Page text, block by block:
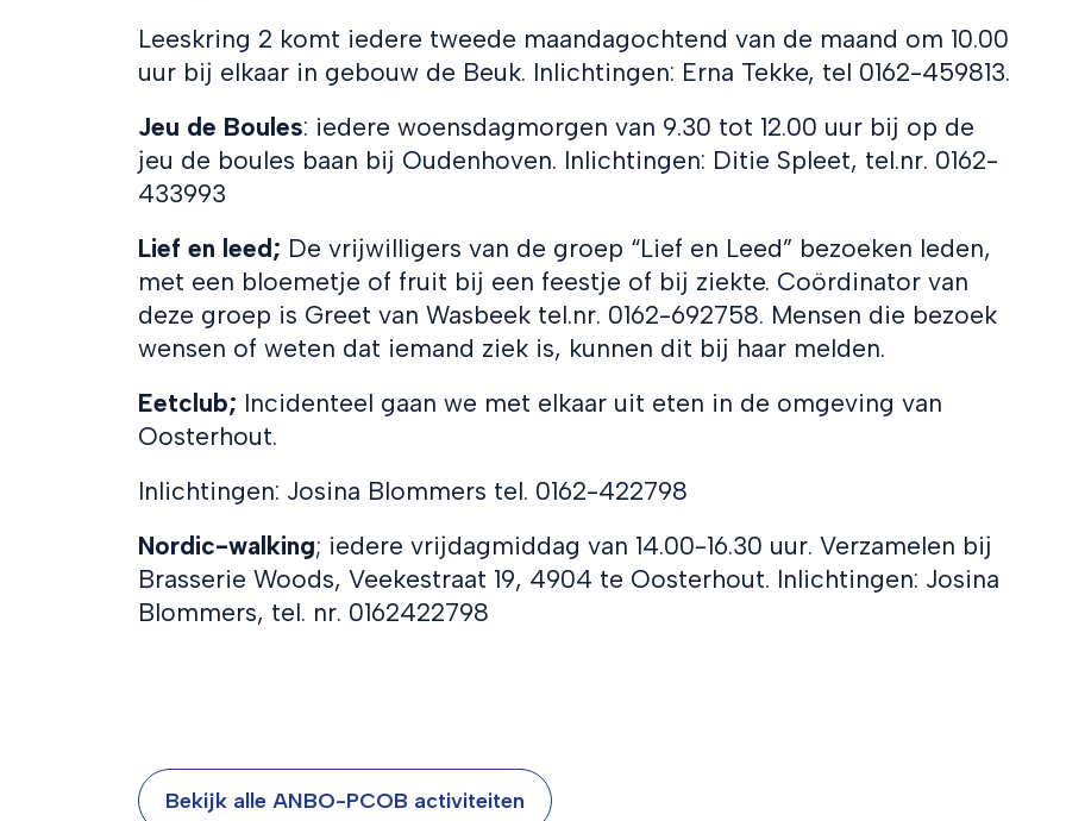
Leeskring 2 komt iedere tweede maandagochtend van de maand om 10.00
uur bij elkaar in gebouw de Beuk. Inlichtingen: Erna Tekke, tel 0162-459813.
Jeu de Boules: iedere woensdagmorgen van 9.30 tot 12.00 uur bij op de
jeu de boules baan bij Oudenhoven. Inlichtingen: Ditie Spleet, tel.nr. 0162-
433993
Lief en leed; De vrijwilligers van de groep “Lief en Leed” bezoeken leden,
met een bloemetje of fruit bij een feestje of bij ziekte. Coördinator van
deze groep is Greet van Wasbeek tel.nr. 0162-692758. Mensen die bezoek
wensen of weten dat iemand ziek is, kunnen dit bij haar melden.
Eetclub; Incidenteel gaan we met elkaar uit eten in de omgeving van
Oosterhout.
Inlichtingen: Josina Blommers tel. 0162-422798
Nordic-walking; iedere vrijdagmiddag van 14.00-16.30 uur. Verzamelen bij
Brasserie Woods, Veekestraat 19, 4904 te Oosterhout. Inlichtingen: Josina
Blommers, tel. nr. 0162422798
Bekijk alle ANBO-PCOB activiteiten